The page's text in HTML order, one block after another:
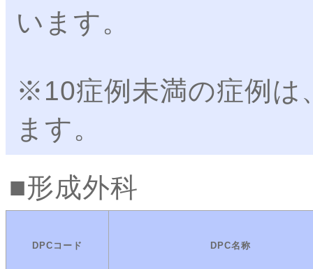
います。
※10症例未満の症例は
ます。
形成外科
DPCコード DPC名称